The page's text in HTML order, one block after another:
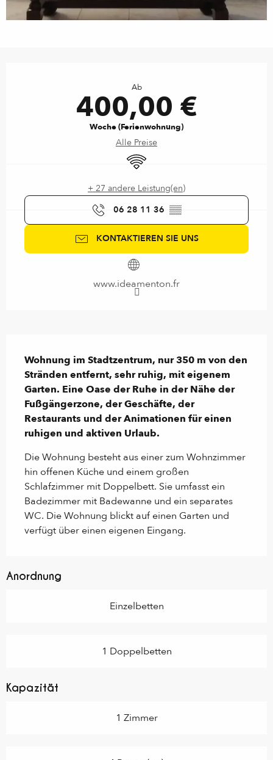
Ab
400,00 €
Woche (Ferienwohnung)
Alle Preise
Wi-Fi
+ 27 andere Leistung(en)
06 28 11 36 ▒▒
KONTAKTIEREN SIE UNS
www.ideamenton.fr
Wohnung im Stadtzentrum, nur 350 m von den
Stränden entfernt, sehr ruhig, mit eigenem
Garten. Eine Oase der Ruhe in der Nähe der
Fußgängerzone, der Geschäfte, der
Restaurants und der Animationen für einen
ruhigen und aktiven Urlaub.
Die Wohnung besteht aus einer zum Wohnzimmer
hin offenen Küche und einem großen
Schlafzimmer mit Doppelbett. Sie umfasst ein
Badezimmer mit Badewanne und ein separates
WC. Die Wohnung blickt auf einen Garten und
verfügt über einen eigenen Eingang.
Anordnung
Einzelbetten
1 Doppelbetten
Kapazität
1 Zimmer